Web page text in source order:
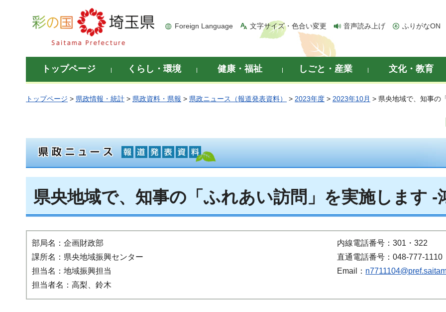
彩の国 埼玉県
Foreign Language 文字サイズ・色合い変更 音声読み上げ ふりがなON
トップページ くらし・環境 健康・福祉 しごと・産業 文化・教育
トップページ > 県政情報・統計 > 県政資料・県報 > 県政ニュース（報道発表資料） > 2023年度 > 2023年10月 > 県央地域で、知事の
県央地域で、知事の「ふれあい訪問」を実施します -
部局名：企画財政部
課所名：県央地域振興センター
担当名：地域振興担当
担当者名：高梨、鈴木
内線電話番号：301・322
直通電話番号：048-777-1110
Email：